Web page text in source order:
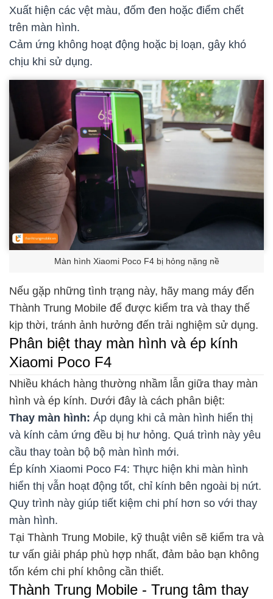
Xuất hiện các vệt màu, đốm đen hoặc điểm chết
trên màn hình.
Cảm ứng không hoạt động hoặc bị loạn, gây khó
chịu khi sử dụng.
Màn hình Xiaomi Poco F4 bị hỏng nặng nề
Nếu gặp những tình trạng này, hãy mang máy đến
Thành Trung Mobile để được kiểm tra và thay thế
kịp thời, tránh ảnh hưởng đến trải nghiệm sử dụng.
Phân biệt thay màn hình và ép kính
Xiaomi Poco F4
Nhiều khách hàng thường nhầm lẫn giữa thay màn
hình và ép kính. Dưới đây là cách phân biệt:
Thay màn hình: Áp dụng khi cả màn hình hiển thị
và kính cảm ứng đều bị hư hỏng. Quá trình này yêu
cầu thay toàn bộ bộ màn hình mới.
Ép kính Xiaomi Poco F4: Thực hiện khi màn hình
hiển thị vẫn hoạt động tốt, chỉ kính bên ngoài bị nứt.
Quy trình này giúp tiết kiệm chi phí hơn so với thay
màn hình.
Tại Thành Trung Mobile, kỹ thuật viên sẽ kiểm tra và
tư vấn giải pháp phù hợp nhất, đảm bảo bạn không
tốn kém chi phí không cần thiết.
Thành Trung Mobile - Trung tâm thay